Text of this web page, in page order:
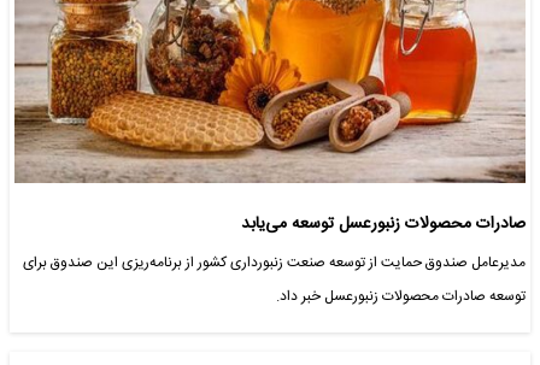
صادرات محصولات زنبورعسل توسعه می‌یابد
مدیرعامل صندوق حمایت از توسعه صنعت زنبورداری کشور از برنامه‌ریزی این صندوق برای
توسعه صادرات محصولات زنبورعسل خبر داد.